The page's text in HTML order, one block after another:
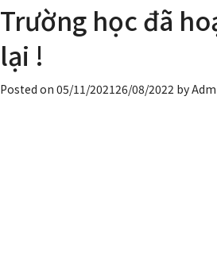
sự
kiện
được
Trường học đã
lại !
Posted on 05/11/202126/08/2022 by